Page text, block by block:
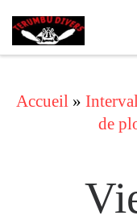
Skip to content
Accueil »
de